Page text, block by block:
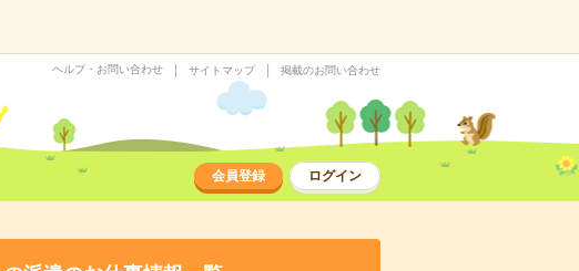
ヘルプ・お問い合わせ サイトマップ 掲載のお問い合わせ
会員登録 ログイン